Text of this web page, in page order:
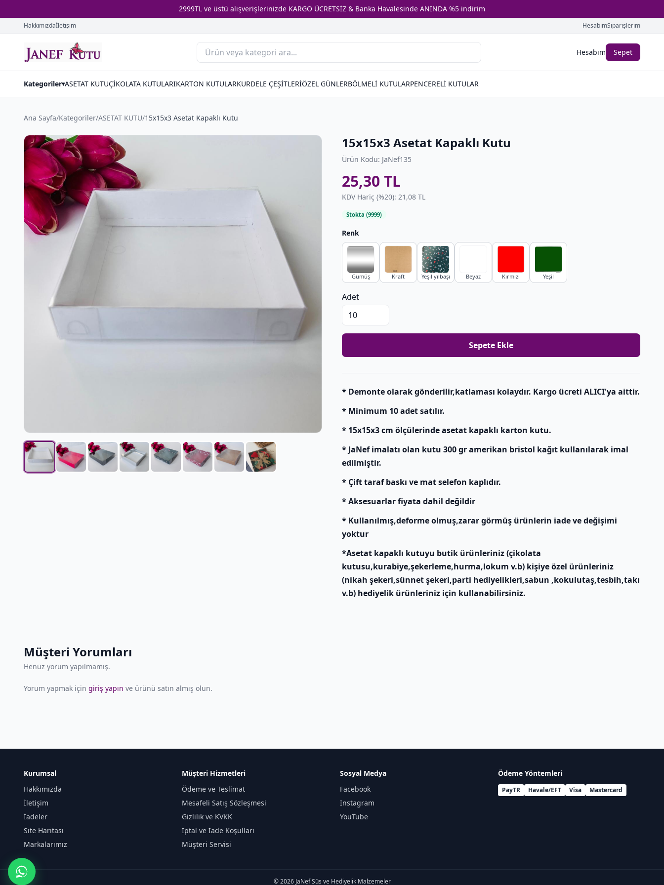
2999TL ve üstü alışverişlerinizde KARGO ÜCRETSİZ & Banka Havalesinde ANINDA %5 indirim
Hakkımızdaİletişim HesabımSiparişlerim
Hesabım Sepet
Kategoriler▾ASETAT KUTUÇİKOLATA KUTULARIKARTON KUTULARKURDELE ÇEŞİTLERİÖZEL GÜNLERBÖLMELİ KUTULARPENCERELİ KUTULAR
Ana Sayfa/Kategoriler/ASETAT KUTU/15x15x3 Asetat Kapaklı Kutu
15x15x3 Asetat Kapaklı Kutu
Ürün Kodu: JaNef135
25,30 TL
KDV Hariç (%20): 21,08 TL
Stokta (9999)
Renk
Gümüş Kraft Yeşil yılbaşı Beyaz Kırmızı Yeşil
Adet
Sepete Ekle
* Demonte olarak gönderilir,katlaması kolaydır. Kargo ücreti ALICI'ya aittir.
* Minimum 10 adet satılır.
* 15x15x3 cm ölçülerinde asetat kapaklı karton kutu.
* JaNef imalatı olan kutu 300 gr amerikan bristol kağıt kullanılarak imal
edilmiştir.
* Çift taraf baskı ve mat selefon kaplıdır.
* Aksesuarlar fiyata dahil değildir
* Kullanılmış,deforme olmuş,zarar görmüş ürünlerin iade ve değişimi
yoktur
*Asetat kapaklı kutuyu butik ürünleriniz (çikolata
kutusu,kurabiye,şekerleme,hurma,lokum v.b) kişiye özel ürünleriniz
(nikah şekeri,sünnet şekeri,parti hediyelikleri,sabun ,kokulutaş,tesbih,takı
v.b) hediyelik ürünleriniz için kullanabilirsiniz.
Müşteri Yorumları
Henüz yorum yapılmamış.
Yorum yapmak için giriş yapın ve ürünü satın almış olun.
Kurumsal
Hakkımızda
İletişim
İadeler
Site Haritası
Markalarımız
Müşteri Hizmetleri
Ödeme ve Teslimat
Mesafeli Satış Sözleşmesi
Gizlilik ve KVKK
İptal ve İade Koşulları
Müşteri Servisi
Sosyal Medya
Facebook
Instagram
YouTube
Ödeme Yöntemleri
PayTR Havale/EFT Visa Mastercard
© 2026 JaNef Süs ve Hediyelik Malzemeler